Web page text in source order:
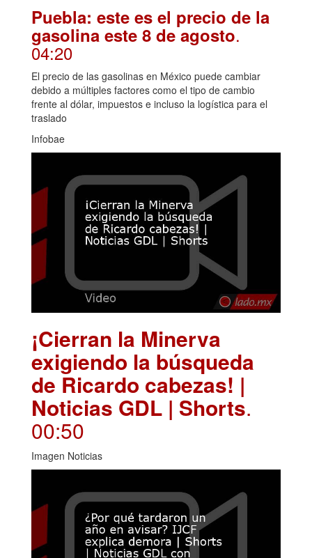
Puebla: este es el precio de la
gasolina este 8 de agosto.
04:20
El precio de las gasolinas en México puede cambiar
debido a múltiples factores como el tipo de cambio
frente al dólar, impuestos e incluso la logística para el
traslado
Infobae
¡Cierran la Minerva
exigiendo la búsqueda
de Ricardo cabezas! |
Noticias GDL | Shorts.
00:50
Imagen Noticias